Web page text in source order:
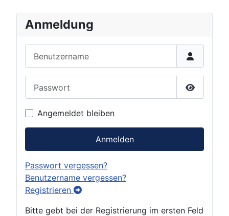
Anmeldung
Passwort
Angemeldet bleiben
Anmelden
Passwort vergessen?
Benutzername vergessen?
Registrieren
Bitte gebt bei der Registrierung im ersten Feld